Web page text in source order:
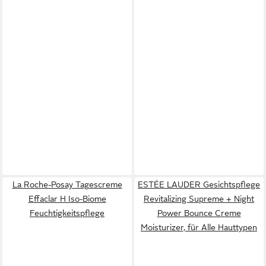
La Roche-Posay Tagescreme
Effaclar H Iso-Biome
Feuchtigkeitspflege
ESTÉE LAUDER Gesichtspflege
Revitalizing Supreme + Night
Power Bounce Creme
Moisturizer, für Alle Hauttypen